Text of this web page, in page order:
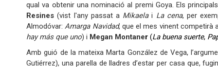
qual va obtenir una nominació al premi Goya. Els
Resines (vist l'any passat a Mikaelai La cena, per
Almodóvar:Amarga Navidad, que el mes vinent competirà
hay más que uno) i Megan Montaner (La buena suerte,
Amb guió de la mateixa Marta González de Vega,
Gutiérrez), una parella de lladres d’estar per casa que,